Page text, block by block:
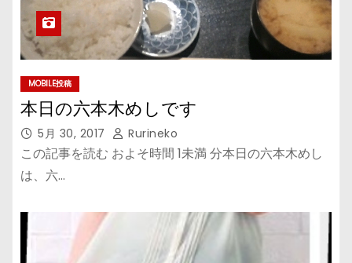
MOBILE投稿
本日の六本木めしです
5月 30, 2017 Rurineko
この記事を読む およそ時間 1未満 分本日の六本木めし
は、六…